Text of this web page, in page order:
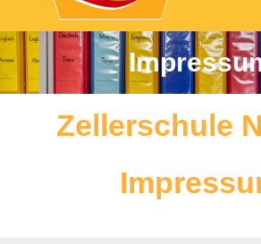
Zellerschule